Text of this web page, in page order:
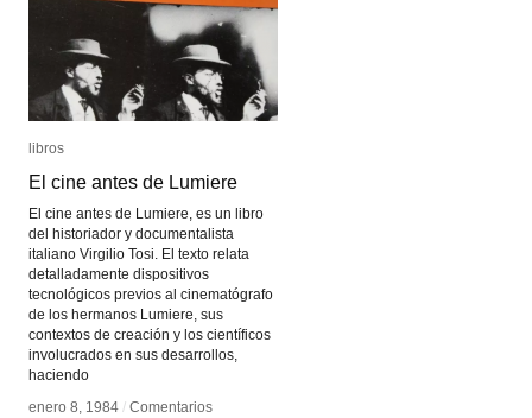
libros
El cine antes de Lumiere
El cine antes de Lumiere, es un libro
del historiador y documentalista
italiano Virgilio Tosi. El texto relata
detalladamente dispositivos
tecnológicos previos al cinematógrafo
de los hermanos Lumiere, sus
contextos de creación y los científicos
involucrados en sus desarrollos,
haciendo
enero 8, 1984 / Comentarios
libros
El cine antes de Lumiere
enero 8, 1984 / Comentarios